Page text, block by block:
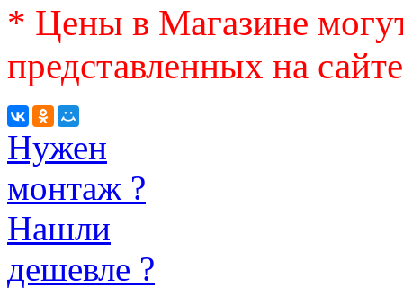
* Цены в Магазине
представленных на сайте
Нужен
монтаж ?
Нашли
дешевле ?